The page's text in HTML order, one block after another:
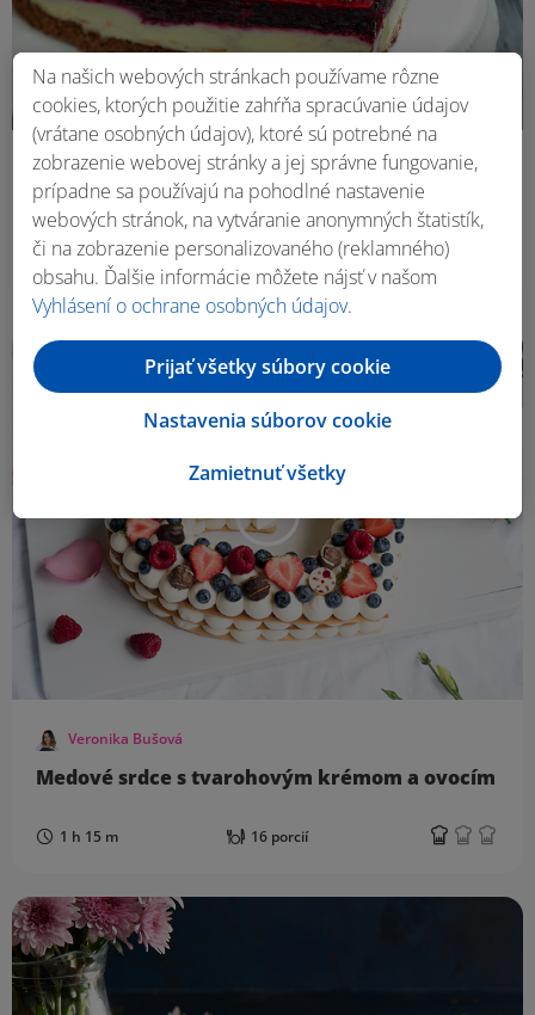
Adriana Poláková
Tvarohovo-čokoládová torta s ovocím
45 min 12 porcií
Veronika Bušová
Medové srdce s tvarohovým krémom a ovocím
1 h 15 m 16 porcií
Na našich webových stránkach používame rôzne
cookies, ktorých použitie zahŕňa spracúvanie údajov
(vrátane osobných údajov), ktoré sú potrebné na
zobrazenie webovej stránky a jej správne fungovanie,
prípadne sa používajú na pohodlné nastavenie
webových stránok, na vytváranie anonymných štatistík,
či na zobrazenie personalizovaného (reklamného)
obsahu. Ďalšie informácie môžete nájsť v našom
Vyhlásení o ochrane osobných údajov.
Zamietnuť všetky
Nastavenia súborov cookie
Prijať všetky súbory cookie